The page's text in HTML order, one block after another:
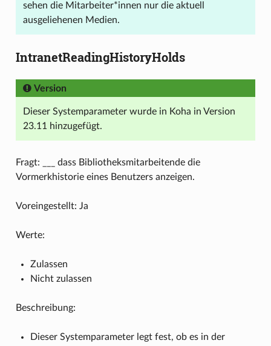
sehen die Mitarbeiter*innen nur die aktuell
ausgeliehenen Medien.
IntranetReadingHistoryHolds
Version
Dieser Systemparameter wurde in Koha in Version
23.11 hinzugefügt.
Fragt: ___ dass Bibliotheksmitarbeitende die
Vormerkhistorie eines Benutzers anzeigen.
Voreingestellt: Ja
Werte:
Zulassen
Nicht zulassen
Beschreibung:
Dieser Systemparameter legt fest, ob es in der